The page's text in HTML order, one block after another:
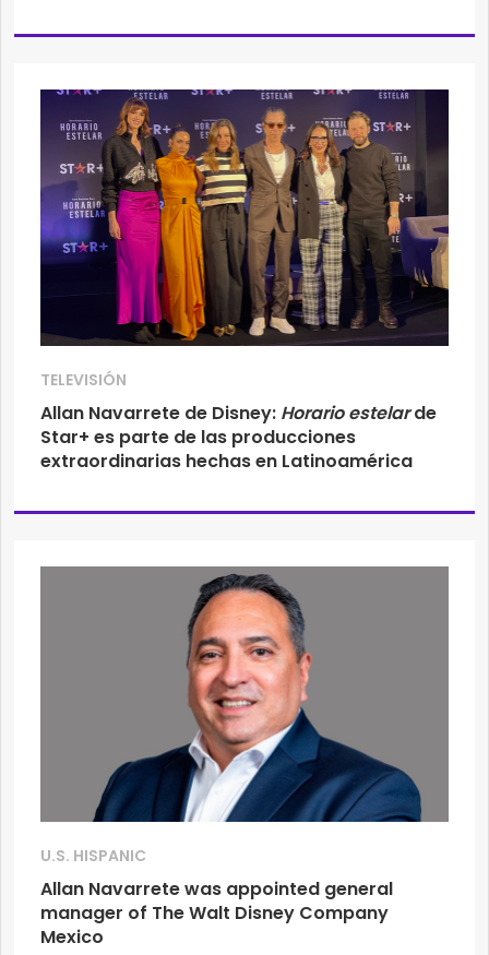
TELEVISIÓN
Allan Navarrete de Disney: Horario estelarde
Star+ es parte de las producciones
extraordinarias hechas en Latinoamérica
U.S. HISPANIC
Allan Navarrete was appointed general
manager of The Walt Disney Company
Mexico